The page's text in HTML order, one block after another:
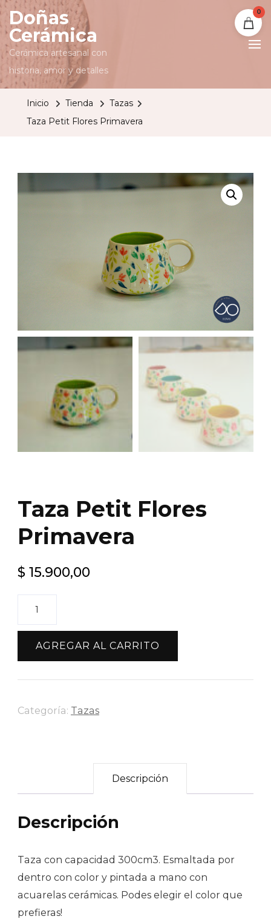
0
Doñas
Cerámica
Cerámica artesanal con
historia, amor y detalles
Inicio Tienda
Tazas
Taza Petit Flores Primavera
Taza Petit Flores
Primavera
$ 15.900,00
AGREGAR AL CARRITO
Categoría: Tazas
Descripción
Descripción
Taza con capacidad 300cm3. Esmaltada por
dentro con color y pintada a mano con
acuarelas cerámicas. Podes elegir el color que
prefieras!